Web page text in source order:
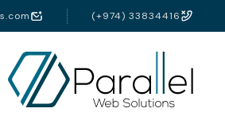
(+974) 33834416